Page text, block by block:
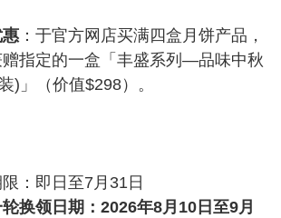
：于官方网店买满四盒月饼产品，
赠指定的一盒「丰盛系列—品味中秋
)」（价值$298）。
：即日至7月31日
换领日期：2026年8月10日至9月